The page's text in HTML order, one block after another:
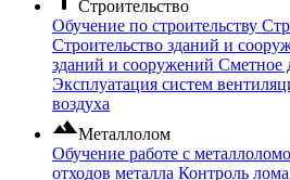
Строительство
Обучение по строительству
Строительство зданий и
зданий и сооружений Сметное
Эксплуатация систем
воздуха
filter_hdrМеталлолом
Обучение работе с
отходов металла Контроль